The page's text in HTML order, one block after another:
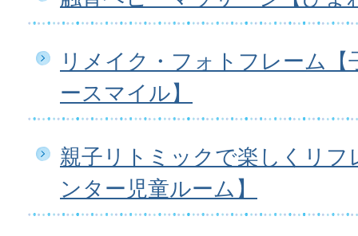
リメイク・フォトフレーム
ースマイル】
親子リトミックで楽しくリフ
ンター児童ルーム】